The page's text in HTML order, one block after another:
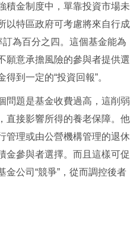
積金制度中，單靠投資市場未
以特區政府可考慮將來自行成
訂為百分之四。這個基金能為
願意承擔風險的參與者提供選
到一定的“投資回報”。
題是基金收費過高，這削弱
直接影響所得的養老保障。他
管理或由公營機構管理的退休
金參與者選擇。而且這樣可促
公司“競爭”，從而調控後者